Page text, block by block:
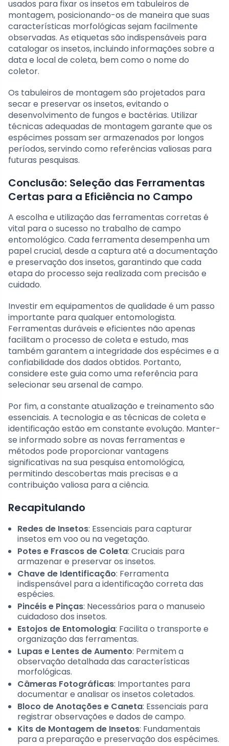
usados para fixar os insetos em tabuleiros de
montagem, posicionando-os de maneira que suas
características morfológicas sejam facilmente
observadas. As etiquetas são indispensáveis para
catalogar os insetos, incluindo informações sobre a
data e local de coleta, bem como o nome do
coletor.
Os tabuleiros de montagem são projetados para
secar e preservar os insetos, evitando o
desenvolvimento de fungos e bactérias. Utilizar
técnicas adequadas de montagem garante que os
espécimes possam ser armazenados por longos
períodos, servindo como referências valiosas para
futuras pesquisas.
Conclusão: Seleção das Ferramentas
Certas para a Eficiência no Campo
A escolha e utilização das ferramentas corretas é
vital para o sucesso no trabalho de campo
entomológico. Cada ferramenta desempenha um
papel crucial, desde a captura até a documentação
e preservação dos insetos, garantindo que cada
etapa do processo seja realizada com precisão e
cuidado.
Investir em equipamentos de qualidade é um passo
importante para qualquer entomologista.
Ferramentas duráveis e eficientes não apenas
facilitam o processo de coleta e estudo, mas
também garantem a integridade dos espécimes e a
confiabilidade dos dados obtidos. Portanto,
considere este guia como uma referência para
selecionar seu arsenal de campo.
Por fim, a constante atualização e treinamento são
essenciais. A tecnologia e as técnicas de coleta e
identificação estão em constante evolução. Manter-
se informado sobre as novas ferramentas e
métodos pode proporcionar vantagens
significativas na sua pesquisa entomológica,
permitindo descobertas mais precisas e a
contribuição valiosa para a ciência.
Recapitulando
Redes de Insetos: Essenciais para capturar
insetos em voo ou na vegetação.
Potes e Frascos de Coleta: Cruciais para
armazenar e preservar os insetos.
Chave de Identificação: Ferramenta
indispensável para a identificação correta das
espécies.
Pincéis e Pinças: Necessários para o manuseio
cuidadoso dos insetos.
Estojos de Entomologia: Facilita o transporte e
organização das ferramentas.
Lupas e Lentes de Aumento: Permitem a
observação detalhada das características
morfológicas.
Câmeras Fotográficas: Importantes para
documentar e analisar os insetos coletados.
Bloco de Anotações e Caneta: Essenciais para
registrar observações e dados de campo.
Kits de Montagem de Insetos: Fundamentais
para a preparação e preservação dos espécimes.